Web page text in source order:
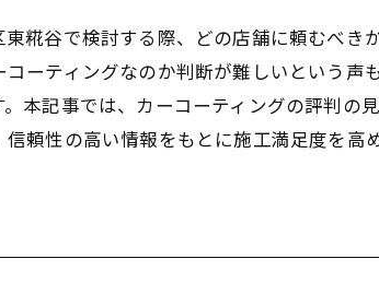
糀谷で検討する際、どの店舗に頼むべ
ーティングなのか判断が難しいという
本記事では、カーコーティングの評判
頼性の高い情報をもとに施工満足度を